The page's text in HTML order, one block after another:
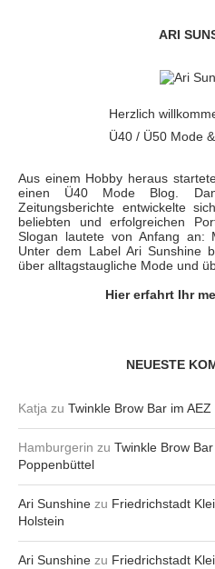
ARI
Herzlich
Ü40 / Ü50 Mode
Aus einem Hobby heraus
einen Ü40 Mode Blog.
Zeitungsberichte entwickelte
beliebten und erfolgreichen
Slogan lautete von Anfang an:
Unter dem Label Ari Sunshine
über alltagstaugliche Mode und
Hier erfahrt Ihr
NEUESTE
Katja zu Twinkle Brow Bar im
Hamburgerin zu Twinkle Brow
Poppenbüttel
Ari Sunshine zu Friedrichstadt
Holstein
Ari Sunshine zu Friedrichstadt